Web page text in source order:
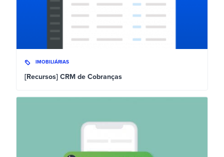
IMOBILIÁRIAS
[Recursos] CRM de Cobranças